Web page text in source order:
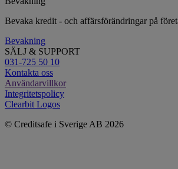
Bevaka kredit - och affärsförändringar på
Bevakning
SÄLJ & SUPPORT
031-725 50 10
Kontakta oss
Användarvillkor
Integritetspolicy
Clearbit Logos
© Creditsafe i Sverige AB 2026